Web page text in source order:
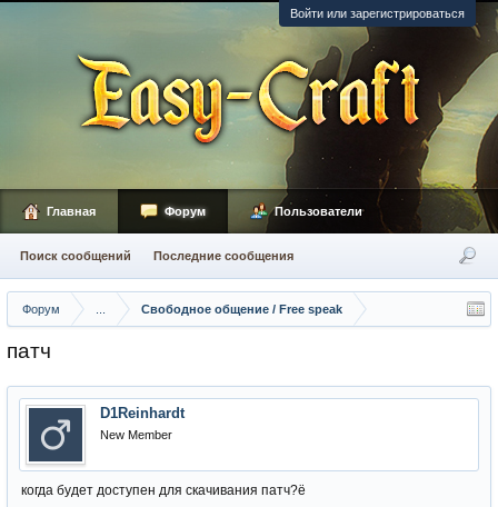
Войти или зарегистрироваться
Форум Свободное общение / Free speak
патч
D1Reinhardt
New Member
когда будет доступен для скачивания патч?ё
Главная Форум
Поиск сообщений Последние сообщения
Пользователи